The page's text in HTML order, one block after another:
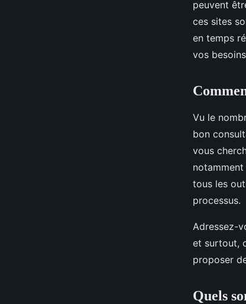
peuvent
ces sites
en temps
vos
Vu le
bon
vous
tous les
processus.
Adressez-
et surtout,
proposer
Quels